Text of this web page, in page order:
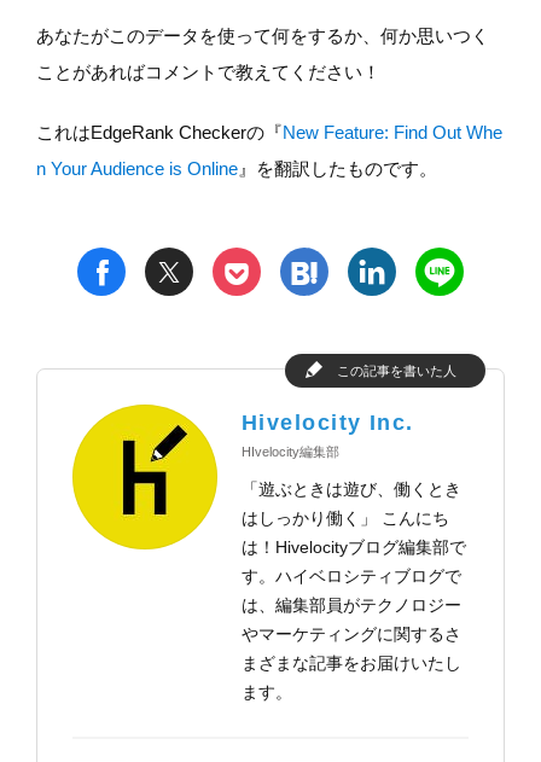
あなたがこのデータを使って何をするか、何か思いつく
ことがあればコメントで教えてください！
これはEdgeRank Checkerの『New Feature: Find Out Whe
n Your Audience is Online 』を翻訳したものです。
f t p h l n
この記事を書いた人
Hivelocity Inc.
HIvelocity編集部
「遊ぶときは遊び、働くとき
はしっかり働く」 こんにち
は！Hivelocityブログ編集部で
す。ハイベロシティブログで
は、編集部員がテクノロジー
やマーケティングに関するさ
まざまな記事をお届けいたし
ます。